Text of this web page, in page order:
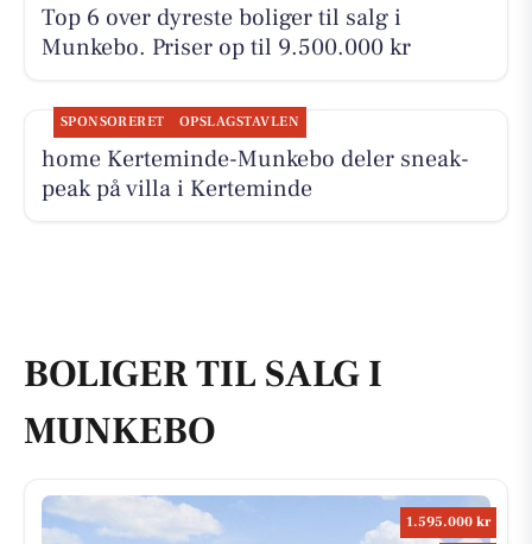
Top 6 over dyreste boliger til salg i
Munkebo. Priser op til 9.500.000 kr
SPONSORERET OPSLAGSTAVLEN
home Kerteminde-Munkebo deler sneak-
peak på villa i Kerteminde
BOLIGER TIL SALG I
MUNKEBO
1.595.000 kr